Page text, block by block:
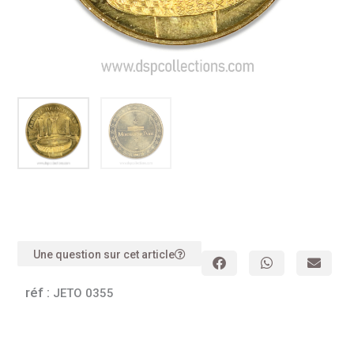
Une question sur cet article
réf : JETO 0355